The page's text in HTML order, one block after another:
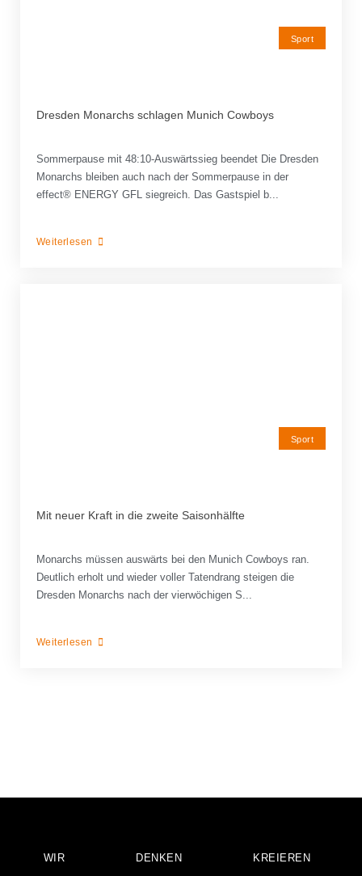
Sport
Dresden Monarchs schlagen Munich Cowboys
Sommerpause mit 48:10-Auswärtssieg beendet Die Dresden
Monarchs bleiben auch nach der Sommerpause in der
effect® ENERGY GFL siegreich. Das Gastspiel b...
Weiterlesen
Sport
Mit neuer Kraft in die zweite Saisonhälfte
Monarchs müssen auswärts bei den Munich Cowboys ran.
Deutlich erholt und wieder voller Tatendrang steigen die
Dresden Monarchs nach der vierwöchigen S...
Weiterlesen
WIR DENKEN KREIEREN